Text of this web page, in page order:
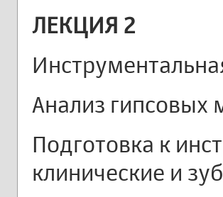
ЛЕКЦИЯ 2
Анализ гипсовых
Подготовка к
клинические и